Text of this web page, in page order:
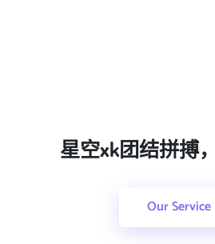
星空xk团结拼搏
Our Service